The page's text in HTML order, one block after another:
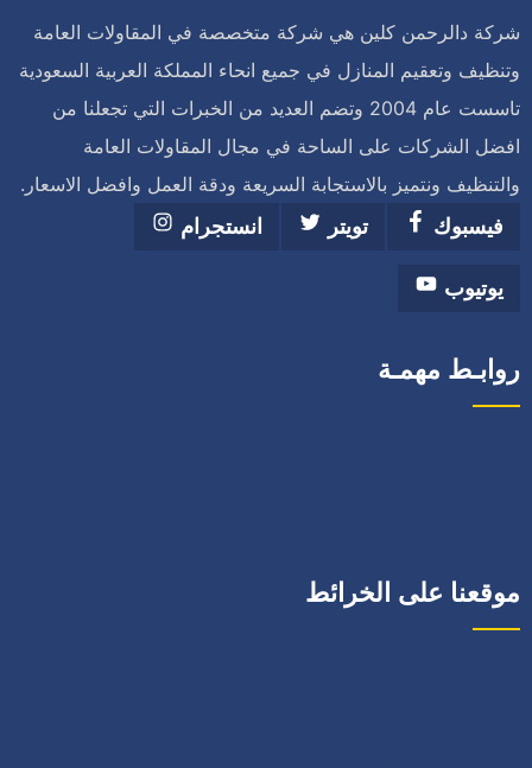
شركة دالرحمن كلين هي شركة متخصصة في المقاولات العامة
وتنظيف وتعقيم المنازل في جميع انحاء المملكة العربية السعودية
تاسست عام 2004 وتضم العديد من الخبرات التي تجعلنا من
افضل الشركات على الساحة في مجال المقاولات العامة
والتنظيف ونتميز بالاستجابة السريعة ودقة العمل وافضل الاسعار.
فيسبوك
تويتر انستجرام
يوتيوب
روابـط مهمـة
موقعنا على الخرائط